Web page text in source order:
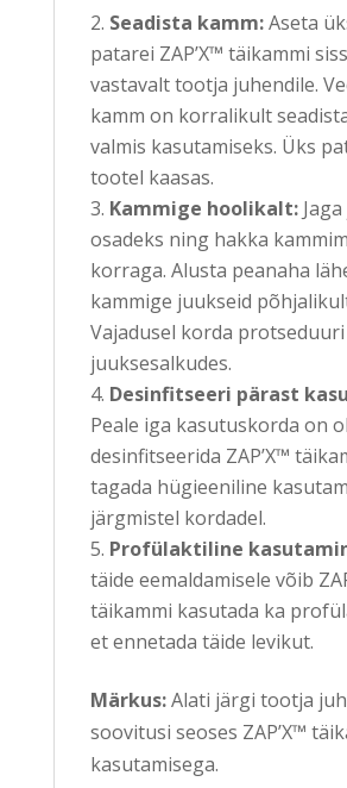
Seadista kamm:Aseta
patarei ZAP’X™ täikammi
vastavalt tootja juhendile.
kamm on korralikult
valmis kasutamiseks. Üks
tootel kaasas.
Kammige hoolikalt:Jaga
osadeks ning hakka
korraga. Alusta peanaha
kammige juukseid
Vajadusel korda
juuksesalkudes.
Desinfitseeri pärast
Peale iga kasutuskorda on
desinfitseerida ZAP’X™
tagada hügieeniline
järgmistel kordadel.
Profülaktiline
täide eemaldamisele võib
täikammi kasutada ka
et ennetada täide levikut.
Märkus:Alati järgi tootja
soovitusi seoses ZAP’X™
kasutamisega.